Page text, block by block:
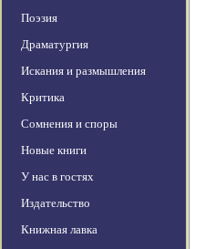
Поэзия
Драматургия
Искания и размышления
Критика
Сомнения и споры
Новые книги
У нас в гостях
Издательство
Книжная лавка